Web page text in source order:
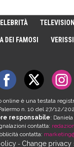
DEI FAMOSI
online è una testata
n. 10 del 27/12/
responsabile:
contatta:
contatta:
- Change privacy